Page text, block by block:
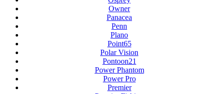
Owner
Panacea
Penn
Plano
Point65
Polar Vision
Pontoon21
Power Phantom
Power Pro
Premier